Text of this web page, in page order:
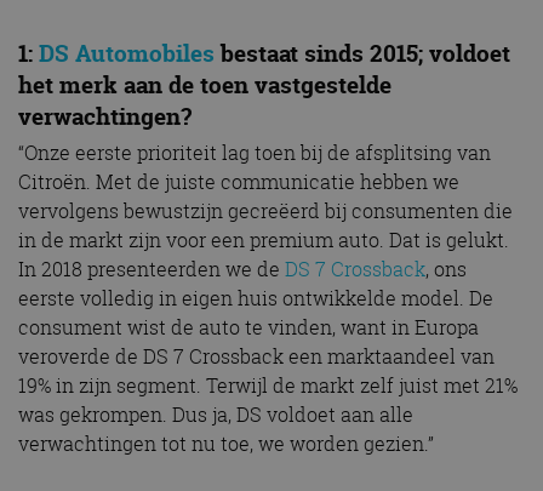
1:DS Automobilesbestaat sinds 2015; voldoet
het merk aan de toen vastgestelde
verwachtingen?
“Onze eerste prioriteit lag toen bij de afsplitsing van
Citroën. Met de juiste communicatie hebben we
vervolgens bewustzijn gecreëerd bij consumenten die
in de markt zijn voor een premium auto. Dat is gelukt.
In 2018 presenteerden we de DS 7 Crossback, ons
eerste volledig in eigen huis ontwikkelde model. De
consument wist de auto te vinden, want in Europa
veroverde de DS 7 Crossback een marktaandeel van
19% in zijn segment. Terwijl de markt zelf juist met 21%
was gekrompen. Dus ja, DS voldoet aan alle
verwachtingen tot nu toe, we worden gezien.”